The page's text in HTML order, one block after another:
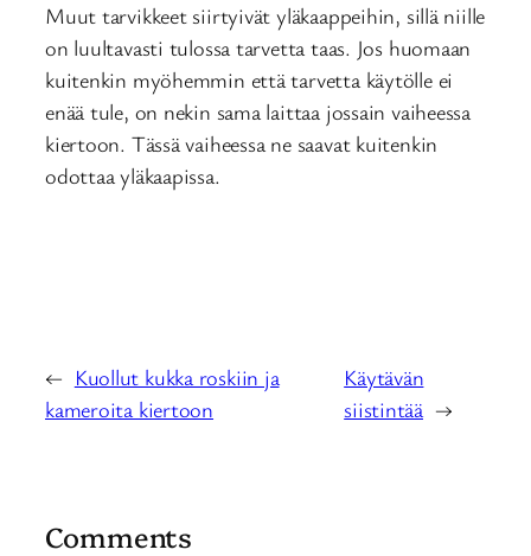
Muut tarvikkeet siirtyivät yläkaappeihin, sillä niille
on luultavasti tulossa tarvetta taas. Jos huomaan
kuitenkin myöhemmin että tarvetta käytölle ei
enää tule, on nekin sama laittaa jossain vaiheessa
kiertoon. Tässä vaiheessa ne saavat kuitenkin
odottaa yläkaapissa.
← Kuollut kukka roskiin ja
kameroita kiertoon
Käytävän
siistintää →
Comments